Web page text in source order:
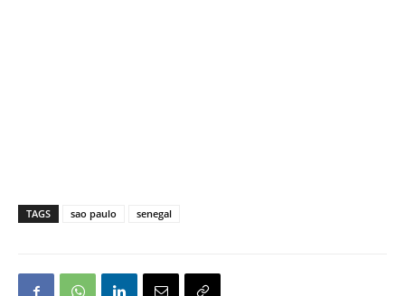
TAGS sao paulo senegal